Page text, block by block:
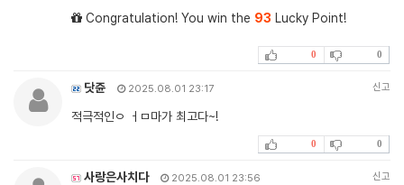
Congratulation! You win the 93 Lucky Point!
0 0
닷쥰 2025.08.01 23:17 신고
적극적인ㅇ ㅓㅁ마가 최고다~!
0 0
사랑은사치다 2025.08.01 23:56 신고